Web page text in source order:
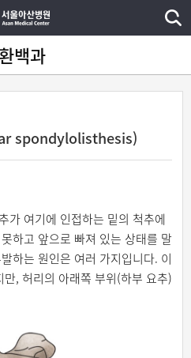
백과
spondylolisthesis)
가 여기에 인접하는 밑의 척추에
하고 앞으로 빠져 있는 상태를 말
하는 원인은 여러 가지입니다. 이
, 허리의 아래쪽 부위(하부 요추)